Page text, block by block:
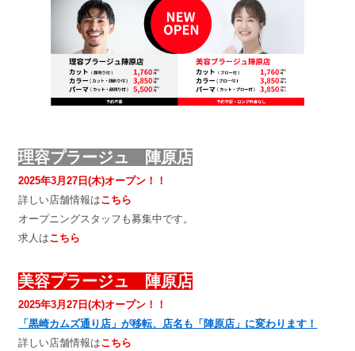
理容プラージュ 陣原店
2025年3月27日(木)オープン！！
詳しい店舗情報はこちら
オープニングスタッフも募集中です。
求人はこちら
美容プラージュ 陣原店
2025年3月27日(木)オープン！！
「黒崎カムズ通り店」が移転、店名も「陣原店」に変わります！
詳しい店舗情報はこちら